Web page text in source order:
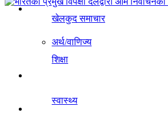
अर्थ/वाणिज्य
अर्थ/वाणिज्य
खेलकुद समाचार
शिक्षा
स्वास्थ्य